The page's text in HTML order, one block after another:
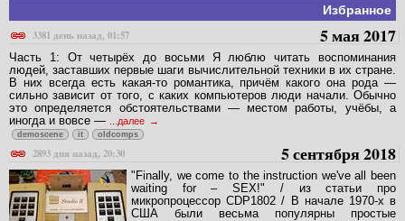
Избранное
3381 день назад, 01:57
5 мая 2017
Часть 1: От четырёх до восьми Я люблю читать воспоминания
людей, заставших первые шаги вычислительной техники в их стране.
В них всегда есть какая-то романтика, причём какого она рода —
сильно зависит от того, с каких компьютеров люди начали. Обычно
это определяется обстоятельствами — местом работы, учёбы, а
иногда и вовсе —
...далее
demoscene it oldcomps
2893 дня назад, 20:30 5 сентября 2018
"Finally, we come to the instruction we've all been
waiting for – SEX!" / из статьи про
микропроцессор CDP1802 / В начале 1970-х в
США были весьма популярны простые